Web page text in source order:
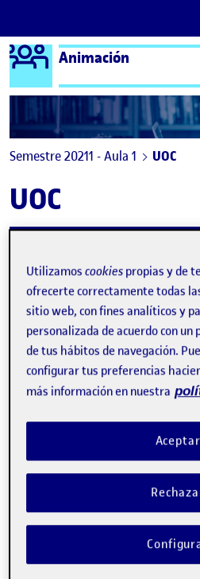
Saltar al contenido
Logo Ágora
Animación
Semestre 20211 - Aula 1 UOC
UOC
Publicado por
Vicente Isidro Marco Ros
Visibilidad:Fecha de publicación
9 Ene 20229 enero,comentario
Utilizamoscookies propias y de
ofrecerte correctamente todas
sitio web, con fines analíticos y
personalizada de acuerdo con
de tus hábitos de navegación.
configurar tus preferencias
más información en nuestra
Aceptar